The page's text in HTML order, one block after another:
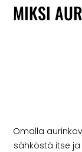
MIKSI
Omalla
sähköstä itse